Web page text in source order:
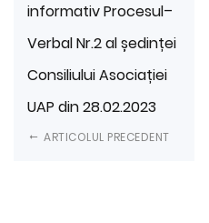
informativ Procesul–
Verbal Nr.2 al ședinței
Consiliului Asociației
UAP din 28.02.2023
ARTICOLUL PRECEDENT